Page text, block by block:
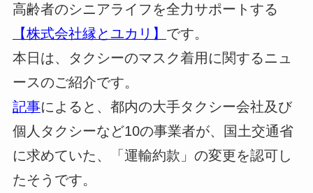
高齢者のシニアライフを全力サポートする
【株式会社縁とユカリ】 です。
本日は、タクシーのマスク着用に関するニュ
ースのご紹介です。
記事によると、都内の大手タクシー会社及び
個人タクシーなど10の事業者が、国土交通省
に求めていた、「運輸約款」の変更を認可し
たそうです。